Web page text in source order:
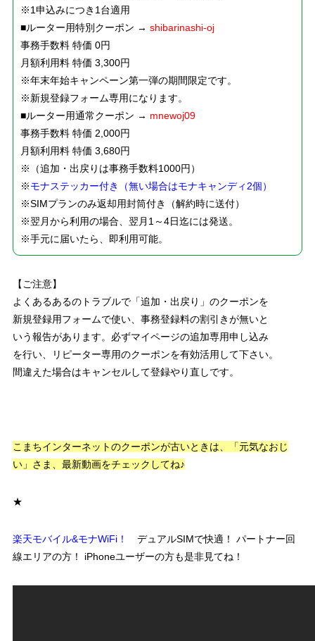
※1申込みにつき1台適用
■ルーター用特別クーポン → shibarinashi-oj
事務手数料 特価 0円
月額利用料 特価 3,300円
※年末年始キャンペーン第一弾の期間限定です。
※新規登録フォーム専用になります。
■ルーター用通常クーポン → mnewoj09
事務手数料 特価 2,000円
月額利用料 特価 3,680円
※（追加・出戻りは事務手数料1000円）
※モナステッカー付き（無い場合はモナキャンディ2個）
※SIMプランのみ返却用封筒付き（解約時に送付）
※翌月から利用の場合、翌月1～4日迄には発送。
※手元に届いたら、即利用可能。
【ご注意】
よくあるあるのトラブルで「追加・出戻り」のクーポンを
新規登録用フォームで使い、事務登録料の割引きが無いと
いう報告があります。必ずマイページの追加専用申し込み
を行い、リピーター専用のクーポンを有効活用して下さい。
間違えた場合はキャンセルして登録やり直しです。
こまちインターネットのクーポンが古いときは、「元気なおじ
い」さま、最新動画をチェックしてね♪
★
楽天モバイル&モナWiFi！
デュアルSIMで快適！ パートナー回
線エリアの方！ iPhoneユーザーの方も是非見てね！